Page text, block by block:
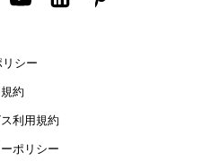
YoutubeLinkedIn
シー
約
利用規約
ポリシー